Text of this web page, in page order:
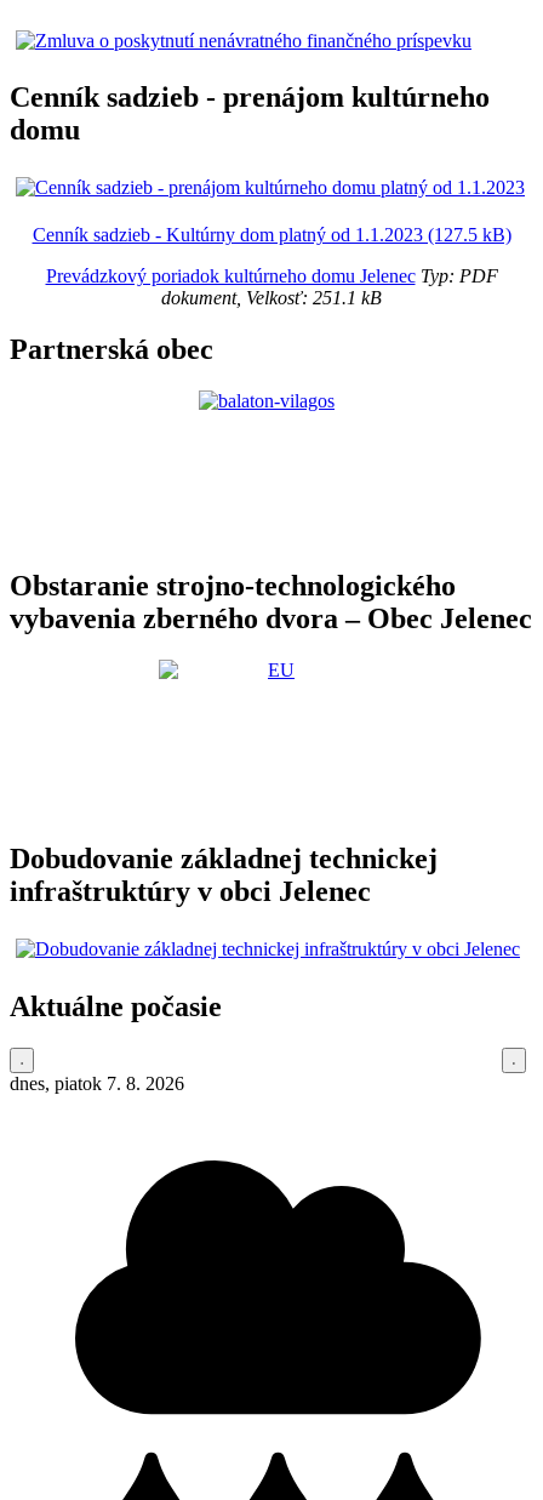
Cenník sadzieb - prenájom kultúrneho
domu
Cenník sadzieb - Kultúrny dom platný od 1.1.2023 (127.5 kB)
Prevádzkový poriadok kultúrneho domu JelenecTyp: PDF
dokument, Velkosť: 251.1 kB
Partnerská obec
Obstaranie strojno-technologického
vybavenia zberného dvora – Obec Jelenec
Dobudovanie základnej technickej
infraštruktúry v obci Jelenec
Aktuálne počasie
dnes, piatok 7. 8. 2026